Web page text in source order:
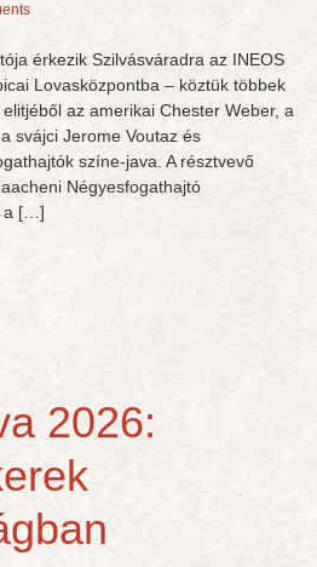
érkezik Szilvásváradra az INEOS
Lovasközpontba – köztük többek
az amerikai Chester Weber, a
svájci Jerome Voutaz és
színe-java. A résztvevő
Négyesfogathajtó
a […]
2026: